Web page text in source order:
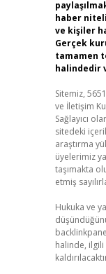
haber
ve kişiler
Gerçek
tamamen
halindedir
Sitemiz,
ve İletişim
Sağlayıcı
sitedeki
araştırma
üyelerimiz
taşımakta
etmiş
Hukuka ve
halinde,